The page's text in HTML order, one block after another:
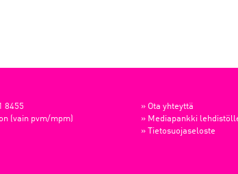
8455
(vain pvm/mpm)
» Ota yhteyttä
» Mediapankki
» Tietosuojaseloste